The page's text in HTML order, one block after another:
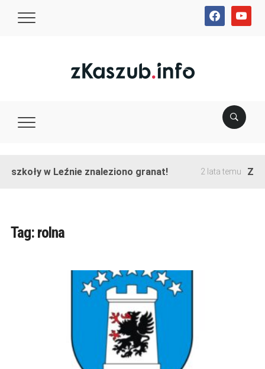
facebookyoutube
szkoły w Leźnie znaleziono granat! 2 lata temu
Tag: rolna